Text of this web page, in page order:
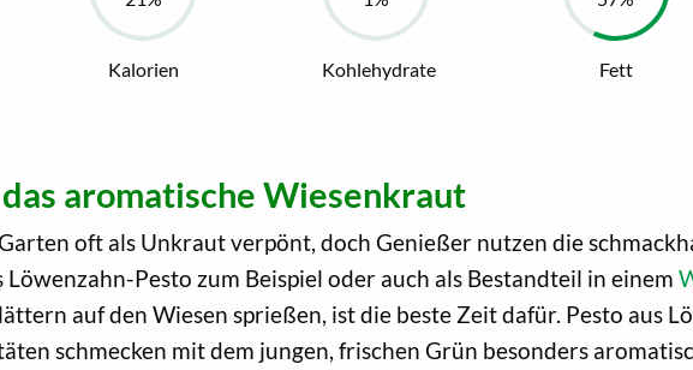
Kalorien Kohlehydrate Fett
aromatische Wiesenkraut
oft als Unkraut verpönt, doch Genießer nutzen die
Löwenzahn-Pesto zum Beispiel oder auch als Bestandteil in einem
auf den Wiesen sprießen, ist die beste Zeit dafür. Pesto aus
schmecken mit dem jungen, frischen Grün besonders